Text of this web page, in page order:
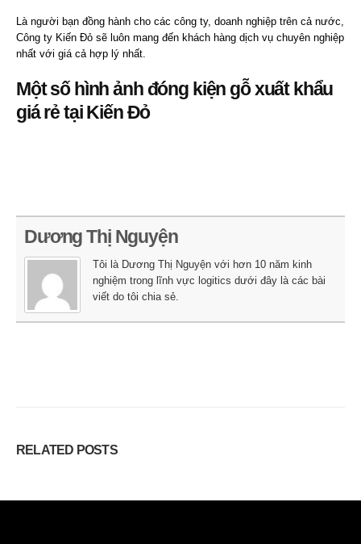
Là người bạn đồng hành cho các công ty, doanh nghiệp trên cả nước,
Công ty Kiến Đỏ sẽ luôn mang đến khách hàng dịch vụ chuyên nghiệp
nhất với giá cả hợp lý nhất.
Một số hình ảnh đóng kiện gỗ xuất khẩu
giá rẻ tại Kiến Đỏ
Dương Thị Nguyện
Tôi là Dương Thị Nguyện với hơn 10 năm kinh
nghiệm trong lĩnh vực logitics dưới đây là các bài
viết do tôi chia sẻ.
RELATED POSTS